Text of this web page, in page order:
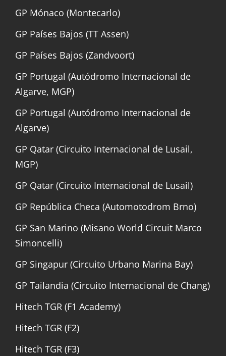
GP Mónaco (Montecarlo)
GP Países Bajos (TT Assen)
GP Países Bajos (Zandvoort)
GP Portugal (Autódromo Internacional de
Algarve, MGP)
GP Portugal (Autódromo Internacional de
Algarve)
GP Qatar (Circuito Internacional de Lusail,
MGP)
GP Qatar (Circuito Internacional de Lusail)
GP República Checa (Automotodrom Brno)
GP San Marino (Misano World Circuit Marco
Simoncelli)
GP Singapur (Circuito Urbano Marina Bay)
GP Tailandia (Circuito Internacional de Chang)
Hitech TGR (F1 Academy)
Hitech TGR (F2)
Hitech TGR (F3)